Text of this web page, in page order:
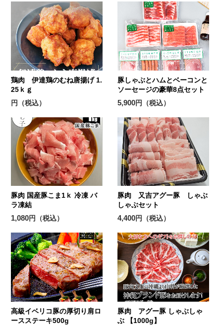
鶏肉 伊達鶏のむね唐揚げ 1.
25ｋｇ
円（税込）
豚しゃぶとハムとベーコンと
ソーセージの豪華8点セット
5,900円（税込）
豚肉 国産豚こま1ｋ 冷凍 バ
ラ凍結
1,080円（税込）
豚肉 又吉アグー豚 しゃぶ
しゃぶセット
4,400円（税込）
高級イベリコ豚の厚切り肩ロ
ースステーキ500g
豚肉 アグー豚 しゃぶしゃ
ぶ 【1000g】